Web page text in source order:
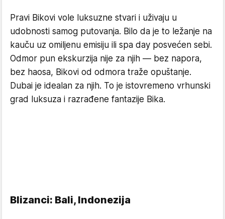
Pravi Bikovi vole luksuzne stvari i uživaju u
udobnosti samog putovanja. Bilo da je to ležanje na
kauču uz omiljenu emisiju ili spa day posvećen sebi.
Odmor pun ekskurzija nije za njih — bez napora,
bez haosa, Bikovi od odmora traže opuštanje.
Dubai je idealan za njih. To je istovremeno vrhunski
grad luksuza i razrađene fantazije Bika.
Blizanci: Bali, Indonezija